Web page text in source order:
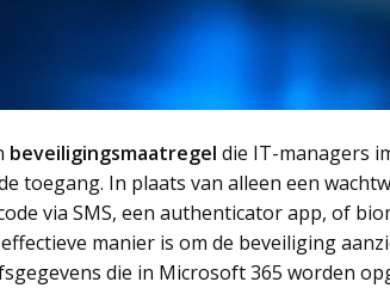
beveiligingsmaatregel die IT-managers
toegang. In plaats van alleen een
via SMS, een authenticator app, of
manier is om de beveiliging
die in Microsoft 365 worden